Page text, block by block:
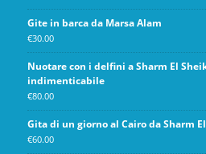
Gite in barca da Marsa Alam
€30.00
Nuotare con i delfini a Sharm El
indimenticabile
€80.00
Gita di un giorno al Cairo da Sharm
€60.00